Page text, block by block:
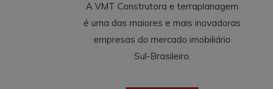
A VMT Construtora e terraplanagem
é uma das maiores e mais inovadoras
empresas do mercado imobiliário
Sul-Brasileiro.